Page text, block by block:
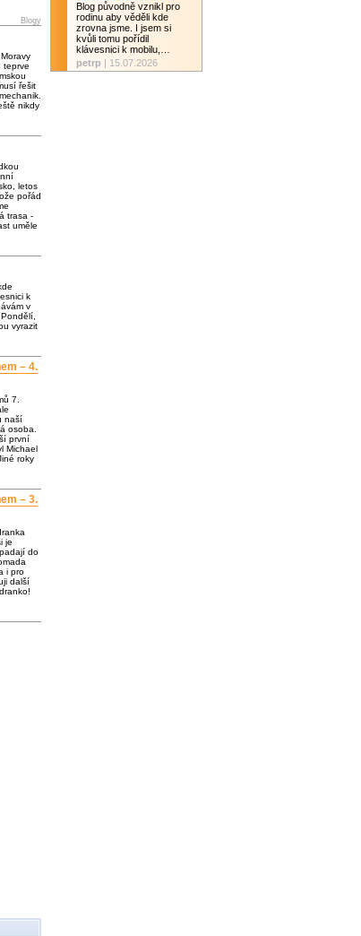
Blogy
teprve
řešit
nikdy
letos
pořád
trasa -
uměle
k
v
vyrazit
– 4.
7.
naší
osoba.
první
Michael
roky
– 3.
je
do
i pro
další
Blog původně vznikl pro
rodinu aby věděli kde
zrovna jsme. I jsem si
kvůli tomu pořídil
klávesnici k mobilu,…
petrp | 15.07.2026